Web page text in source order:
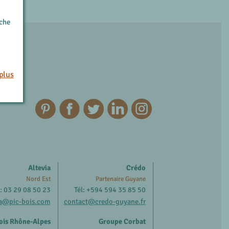
Altevia
Nord Est
03 29 08 50 23
bois.com
Rhône-Alpes
Crédo
Partenaire Guyane
Tél: +594 594 35 85 50
contact@credo-guyane.fr
Groupe Corbat